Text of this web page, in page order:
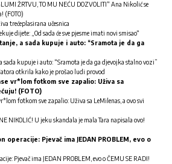
ŽRTVU, TO MU NEĆU DOZVOLITI“ Ana Nikolić se
(FOTO)
trećeplasirana učesnica
dijete: „Od sada će sve pjesme imati novi smisao“
a sada kupuje i auto: “Sramota je da ga
sada kupuje i auto: “Sramota je da ga djevojka stalno vozi”
otkrila kako je prošao ludi provod
vr*lom fotkom sve zapalio: Uživa sa
(FOTO)
fotkom sve zapalio: Uživa sa LeMilenas, a ovo svi
NIKOLIĆ! U jeku skandala je mala Tara napisala ovo!
operacije: Pjevač ima JEDAN PROBLEM, evo o
Pjevač ima JEDAN PROBLEM, evo o ČEMU SE RADI!